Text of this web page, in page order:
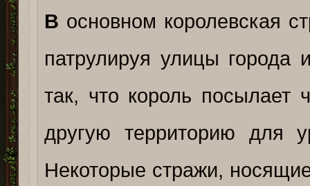
В основном королевская
патрулируя улицы города
так, что король посылает
другую территорию для
Некоторые стражи,